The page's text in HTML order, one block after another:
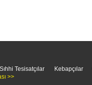
Sıhhi Tesisatçılar Kebapçılar
>>